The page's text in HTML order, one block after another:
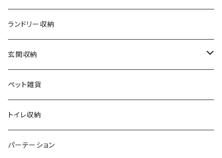
アンティーク
ヨーロピアン
モノトーン
ナチュラル
シンプル
ハンキングラック
プランター用品
クッション
その他
カウンターチェア
デザイナーズチェア
ダイニングチェア
オフィスチェア
パーソナルチェア
ランドリー収納
玄関収納
シューズラック・シューズボックス
傘立て
その他
ペット雑貨
トイレ収納
パーテーション